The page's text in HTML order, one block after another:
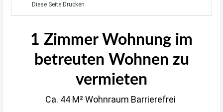
Diese Seite Drucken
1 Zimmer Wohnung im
betreuten Wohnen zu
vermieten
Ca. 44 M² Wohnraum Barrierefrei